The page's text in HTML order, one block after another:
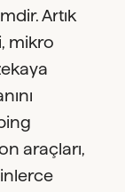
Artık
mikro
araçları,